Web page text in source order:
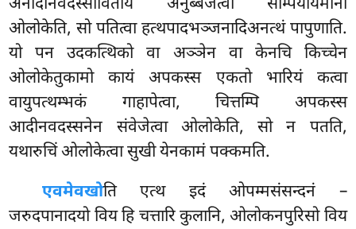
अनादीनवदस्साविताय अनुब्बेजेत्वा सम्पियायमानो
ओलोकेति, सो पतित्वा हत्थपादभञ्जनादिअनत्थं पापुणाति.
यो पन उदकत्थिको वा अञ्ञेन वा केनचि किच्चेन
ओलोकेतुकामो कायं अपकस्स एकतो भारियं कत्वा
वायुपत्थम्भकं गाहापेत्वा, चित्तम्पि अपकस्स
आदीनवदस्सनेन संवेजेत्वा ओलोकेति, सो न पतति,
यथारुचिं ओलोकेत्वा सुखी येनकामं पक्कमति.
एवमेवखोति एत्थ इदं ओपम्मसंसन्दनं –
जरुदपानादयो विय हि चत्तारि कुलानि, ओलोकनपुरिसो विय